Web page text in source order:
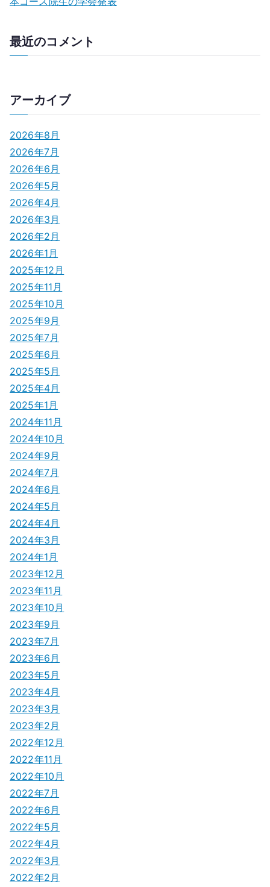
最近のコメント
アーカイブ
2026年8月
2026年7月
2026年6月
2026年5月
2026年4月
2026年3月
2026年2月
2026年1月
2025年12月
2025年11月
2025年10月
2025年9月
2025年7月
2025年6月
2025年5月
2025年4月
2025年1月
2024年11月
2024年10月
2024年9月
2024年7月
2024年6月
2024年5月
2024年4月
2024年3月
2024年1月
2023年12月
2023年11月
2023年10月
2023年9月
2023年7月
2023年6月
2023年5月
2023年4月
2023年3月
2023年2月
2022年12月
2022年11月
2022年10月
2022年7月
2022年6月
2022年5月
2022年4月
2022年3月
2022年2月